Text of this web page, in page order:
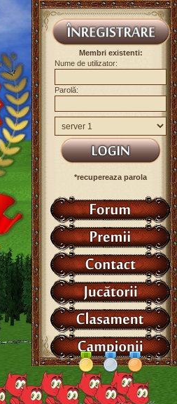
Membri existenti:
Nume de utilizator:
Parolă:
*recupereaza parola